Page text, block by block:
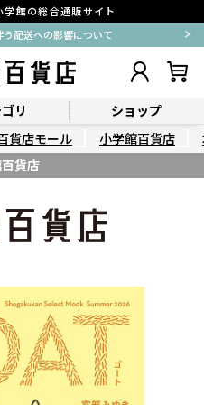
館の総合通販サイト
配送への影響について
リ
ショップ
貨店モール 小学館百貨店
貨店